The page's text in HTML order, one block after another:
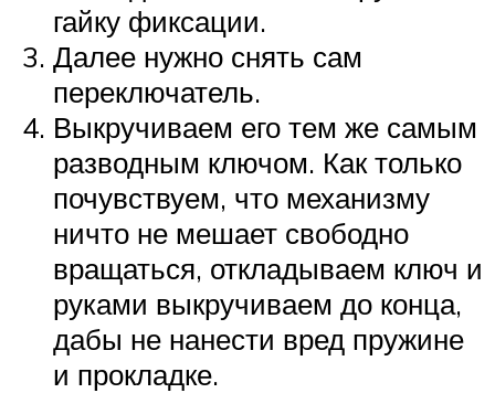
гайку фиксации.
Далее нужно снять сам
переключатель.
Выкручиваем его тем же самым
разводным ключом. Как только
почувствуем, что механизму
ничто не мешает свободно
вращаться, откладываем ключ и
руками выкручиваем до конца,
дабы не нанести вред пружине
и прокладке.